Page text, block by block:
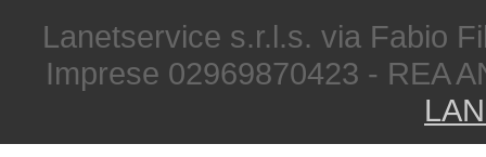
Lanetservice s.r.l.s. via Fabio
Imprese 02969870423 - REA